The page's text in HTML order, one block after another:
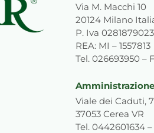
Via M. Macchi 10
20124 Milano
P. Iva
REA: MI – 1557813
Tel. 026693950 –
Viale dei Caduti, 7
37053 Cerea VR
Tel. 0442601634